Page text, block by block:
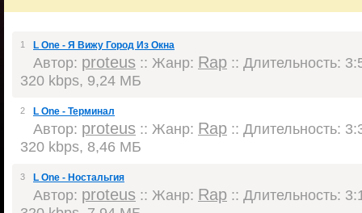
1 L One - Я Вижу Город Из Окна
Автор: proteus :: Жанр: Rap :: Длительность:
320 kbps, 9,24 МБ
2 L One - Терминал
Автор: proteus :: Жанр: Rap :: Длительность:
320 kbps, 8,46 МБ
3 L One - Ностальгия
Автор: proteus :: Жанр: Rap :: Длительность: